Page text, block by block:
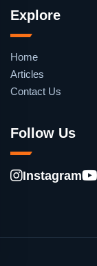
Explore
Home
Articles
Contact Us
Follow Us
Instagram